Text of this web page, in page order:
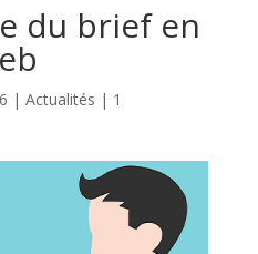
du brief en
| Actualités | 1